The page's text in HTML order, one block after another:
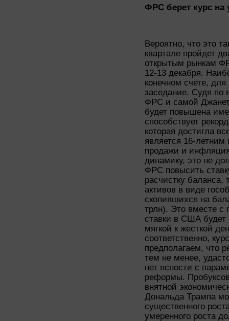
ФРС берет курс на
Вероятно, что это
квартале пройдет
открытым рынкам
12-13 декабря.
конечном счете, для
заседание. Судя по
ФРС и самой Джанет
будет повышена
способствует
которая достигла
является 16-
продажи и
динамику, это не
ФРС повысить
расчистку баланса,
активов в виде
скопившихся на
трлн). Это вместе с
ставки в США будет
мягкой к жесткой
соответственно,
предполагаем, что
тем не менее,
нет ясности с
реформы.
внятной
Дональда Трампа
существенного
умеренного роста